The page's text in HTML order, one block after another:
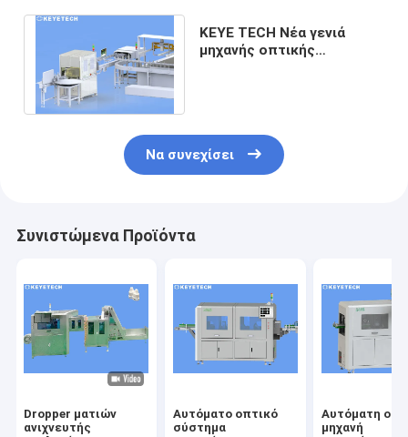
KEYE TECH Νέα γενιά
μηχανής οπτικής
Να συνεχίσει
Συνιστώμενα Προϊόντα
Dropper ματιών
ανιχνευτής
Αυτόματο οπτικό
σύστημα
Αυτόματη
μηχανή